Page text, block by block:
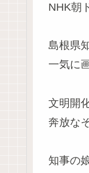
NHK朝
島根県
一気に
文明開
奔放な
知事の